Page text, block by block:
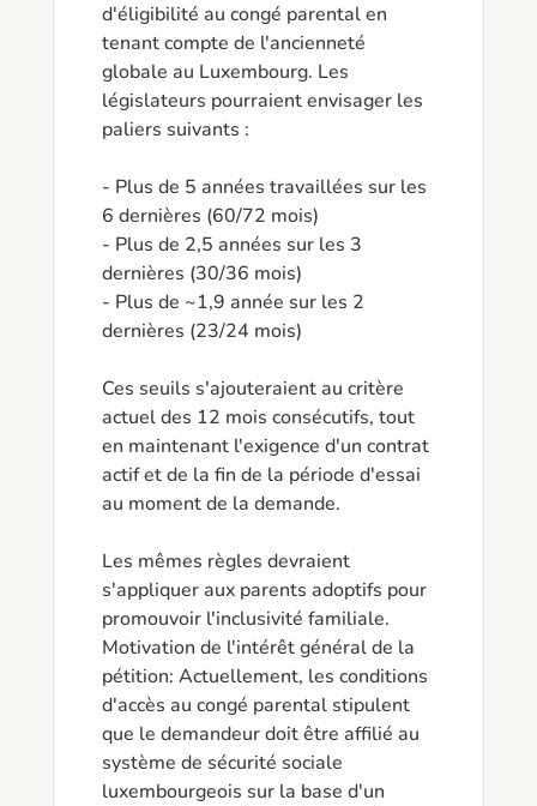
d'éligibilité au congé parental en
tenant compte de l'ancienneté
globale au Luxembourg. Les
législateurs pourraient envisager les
paliers suivants :
- Plus de 5 années travaillées sur les
6 dernières (60/72 mois)
- Plus de 2,5 années sur les 3
dernières (30/36 mois)
- Plus de ~1,9 année sur les 2
dernières (23/24 mois)
Ces seuils s'ajouteraient au critère
actuel des 12 mois consécutifs, tout
en maintenant l'exigence d'un contrat
actif et de la fin de la période d'essai
au moment de la demande.
Les mêmes règles devraient
s'appliquer aux parents adoptifs pour
promouvoir l'inclusivité familiale.
Motivation de l'intérêt général de la
pétition: Actuellement, les conditions
d'accès au congé parental stipulent
que le demandeur doit être affilié au
système de sécurité sociale
luxembourgeois sur la base d'un